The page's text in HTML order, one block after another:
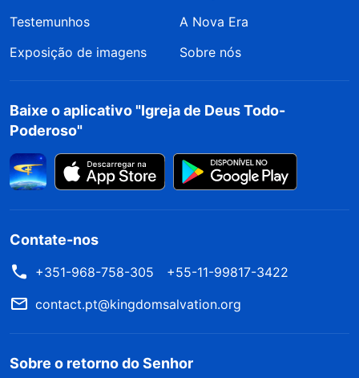
Testemunhos
A Nova Era
Exposição de imagens
Sobre nós
Baixe o aplicativo "Igreja de Deus Todo-
Poderoso"
Contate-nos
+351-968-758-305
+55-11-99817-3422
contact.pt@kingdomsalvation.org
Sobre o retorno do Senhor